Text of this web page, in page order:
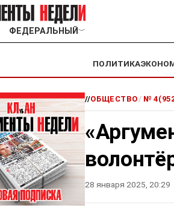
ФЕДЕРАЛЬНЫЙ ﹀
ПОЛИТИКА
//ОБЩЕСТВО/ №
28 января 2025, 20:29